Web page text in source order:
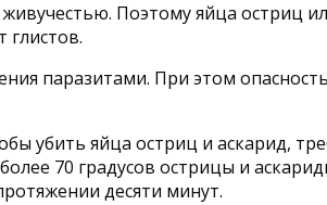
Поэтому яйца остриц
глистов.
паразитами. При этом
убить яйца остриц и аскарид,
70 градусов острицы и
десяти минут.